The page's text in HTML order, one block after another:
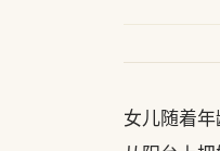
女儿随着